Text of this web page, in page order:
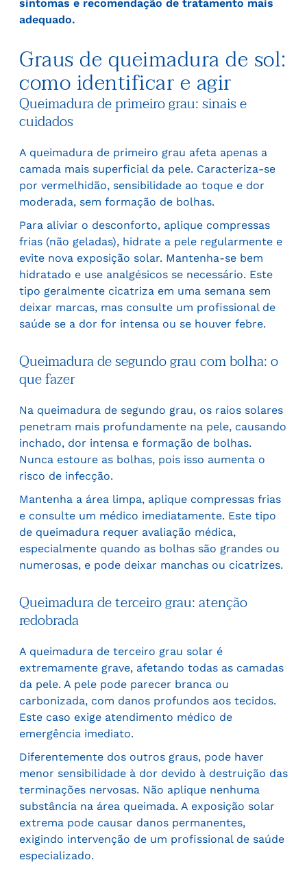
sintomas e recomendação de tratamento mais
adequado.
Graus de queimadura de sol:
como identificar e agir
Queimadura de primeiro grau: sinais e
cuidados
A queimadura de primeiro grau afeta apenas a
camada mais superficial da pele. Caracteriza-se
por vermelhidão, sensibilidade ao toque e dor
moderada, sem formação de bolhas.
Para aliviar o desconforto, aplique compressas
frias (não geladas), hidrate a pele regularmente e
evite nova exposição solar. Mantenha-se bem
hidratado e use analgésicos se necessário. Este
tipo geralmente cicatriza em uma semana sem
deixar marcas, mas consulte um profissional de
saúde se a dor for intensa ou se houver febre.
Queimadura de segundo grau com bolha: o
que fazer
Na queimadura de segundo grau, os raios solares
penetram mais profundamente na pele, causando
inchado, dor intensa e formação de bolhas.
Nunca estoure as bolhas, pois isso aumenta o
risco de infecção.
Mantenha a área limpa, aplique compressas frias
e consulte um médico imediatamente. Este tipo
de queimadura requer avaliação médica,
especialmente quando as bolhas são grandes ou
numerosas, e pode deixar manchas ou cicatrizes.
Queimadura de terceiro grau: atenção
redobrada
A queimadura de terceiro grau solar é
extremamente grave, afetando todas as camadas
da pele. A pele pode parecer branca ou
carbonizada, com danos profundos aos tecidos.
Este caso exige atendimento médico de
emergência imediato.
Diferentemente dos outros graus, pode haver
menor sensibilidade à dor devido à destruição das
terminações nervosas. Não aplique nenhuma
substância na área queimada. A exposição solar
extrema pode causar danos permanentes,
exigindo intervenção de um profissional de saúde
especializado.